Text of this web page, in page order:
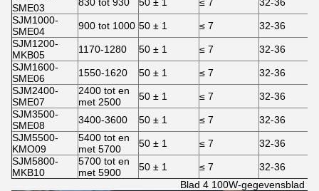
SME03
SJM1000-
SME04
900 tot 1000 50 ± 1 ≤ 7
32-36
SJM1200-
MKB05
1170-1280 50 ± 1 ≤ 7
32-36
SJM1600-
SME06
1550-1620 50 ± 1 ≤ 7
32-36
SJM2400-
SME07
2400 tot en
met 2500
50 ± 1 ≤ 7
32-36
SJM3500-
SME08
3400-3600 50 ± 1 ≤ 7
32-36
SJM5500-
KMO09
5400 tot en
met 5700
50 ± 1 ≤ 7
32-36
SJM5800-
MKB10
5700 tot en
met 5900
50 ± 1 ≤ 7
32-36
Blad 4 100W-gegevensblad